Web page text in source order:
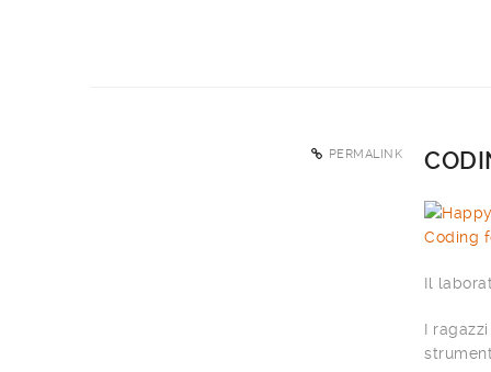
PERMALINK
Il
I